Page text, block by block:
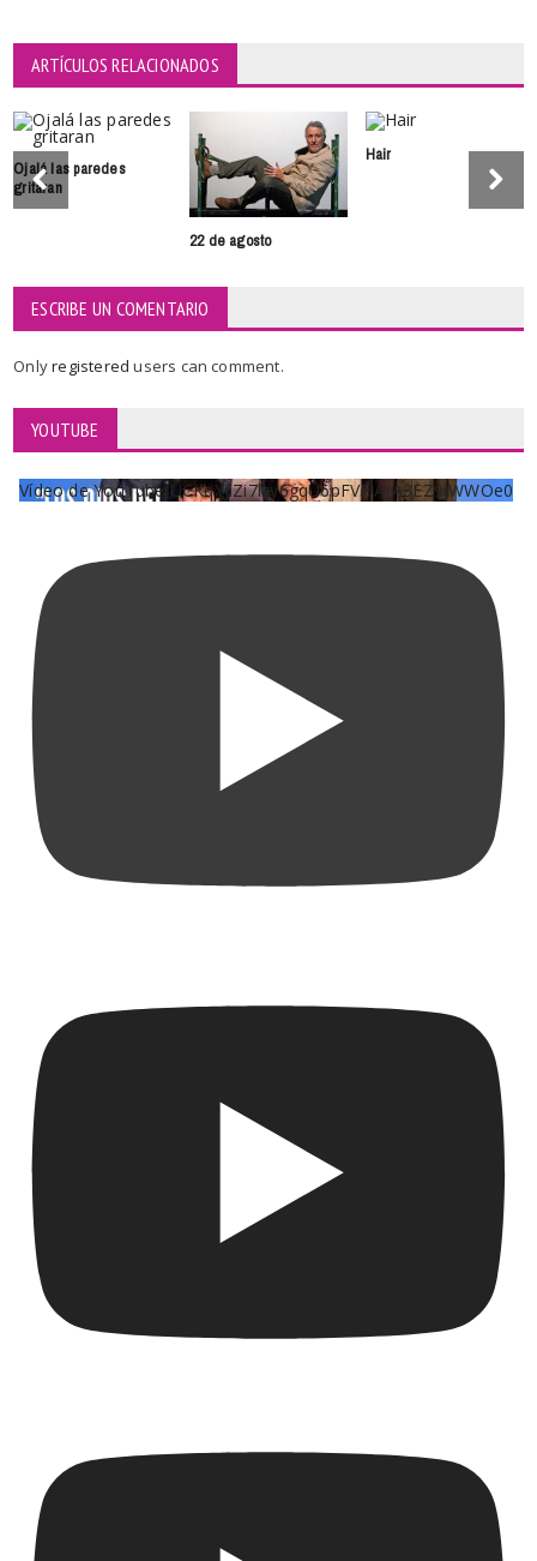
ARTÍCULOS RELACIONADOS
Ojalá las paredes
gritaran
22 de agosto
Hair
ESCRIBE UN COMENTARIO
Onlyregisteredusers can comment.
YOUTUBE
Vídeo de YouTube UCKqYjiZi7lzy6gqU6pFVFiA_A3EZ9JWWOe0